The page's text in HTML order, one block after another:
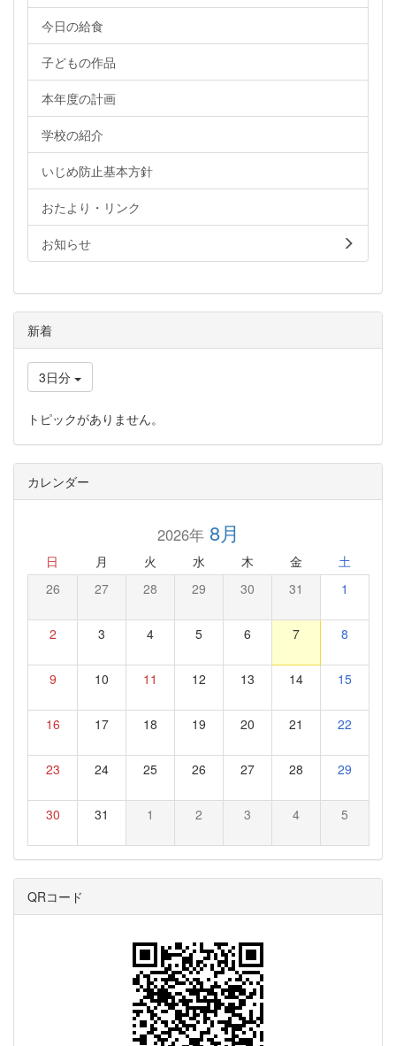
今日の給食
子どもの作品
本年度の計画
学校の紹介
いじめ防止基本方針
おたより・リンク
お知らせ
新着
3日分
トピックがありません。
カレンダー
2026年8月
日 月 火 水 木 金 土
26 27 28 29 30 31 1
2 3 4 5 6 7 8
9 10 11 12 13 14 15
16 17 18 19 20 21 22
23 24 25 26 27 28 29
30 31 1 2 3 4 5
QRコード